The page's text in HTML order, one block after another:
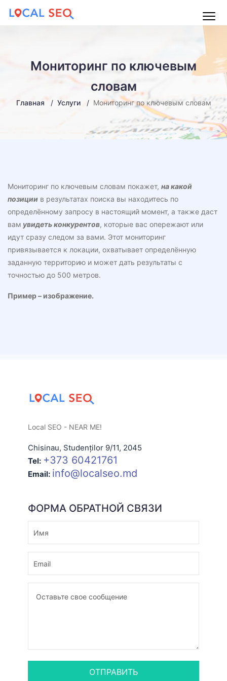
Main
Menu
Мониторинг по ключевым
словам
Главная Услуги Мониторинг по ключевым словам
Мониторинг по ключевым словам покажет, на какой
позиции в результатах поиска вы находитесь по
определённому запросу в настоящий момент, а также даст
вам увидеть конкурентов, которые вас опережают или
идут сразу следом за вами. Этот мониторинг
привязывается к локации, охватывает определённую
заданную территорию и может дать результаты с
точностью до 500 метров.
Пример – изображение.
Local SEO - NEAR ME!
Chisinau, Studenților 9/11, 2045
Tel: +373 60421761
Email: info@localseo.md
ФОРМА ОБРАТНОЙ СВЯЗИ
ОТПРАВИТЬ